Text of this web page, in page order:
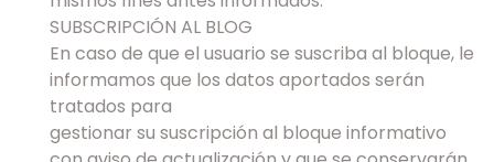
SUBSCRIPCIÓN AL BLOG
En caso de que el usuario se suscriba al bloque, le
informamos que los datos aportados serán
tratados para
gestionar su suscripción al bloque informativo